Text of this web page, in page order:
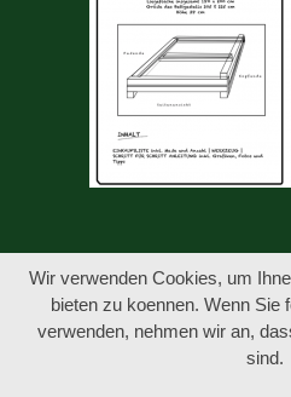
Wir verwenden Cookies, um
bieten zu koennen. Wenn Sie
verwenden, nehmen wir an,
sind.